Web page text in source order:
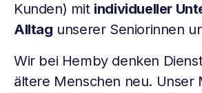
Kunden) mit individueller
Alltag unserer Seniorinnen
Wir bei Hemby denken
ältere Menschen neu. Unser